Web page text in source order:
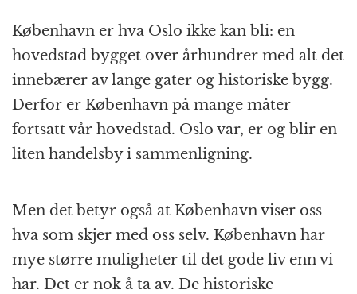
København er hva Oslo ikke kan bli: en
hovedstad bygget over århundrer med alt det
innebærer av lange gater og historiske bygg.
Derfor er København på mange måter
fortsatt vår hovedstad. Oslo var, er og blir en
liten handelsby i sammenligning.
Men det betyr også at København viser oss
hva som skjer med oss selv. København har
mye større muligheter til det gode liv enn vi
har. Det er nok å ta av. De historiske